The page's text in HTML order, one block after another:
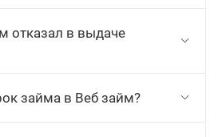
отказал в выдаче
займа в Веб займ?